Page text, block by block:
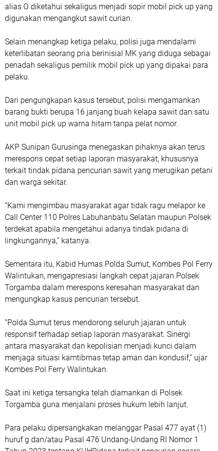
alias O diketahui sekaligus menjadi sopir mobil pick up yang
digunakan mengangkut sawit curian.
Selain menangkap ketiga pelaku, polisi juga mendalami
keterlibatan seorang pria berinisial MK yang diduga sebagai
penadah sekaligus pemilik mobil pick up yang dipakai para
pelaku.
Dari pengungkapan kasus tersebut, polisi mengamankan
barang bukti berupa 16 janjang buah kelapa sawit dan satu
unit mobil pick up warna hitam tanpa pelat nomor.
AKP Sunipan Gurusinga menegaskan pihaknya akan terus
merespons cepat setiap laporan masyarakat, khususnya
terkait tindak pidana pencurian sawit yang merugikan petani
dan warga sekitar.
“Kami mengimbau masyarakat agar tidak ragu melapor ke
Call Center 110 Polres Labuhanbatu Selatan maupun Polsek
terdekat apabila mengetahui adanya tindak pidana di
lingkungannya,” katanya.
Sementara itu, Kabid Humas Polda Sumut, Kombes Pol Ferry
Walintukan, mengapresiasi langkah cepat jajaran Polsek
Torgamba dalam merespons keresahan masyarakat dan
mengungkap kasus pencurian tersebut.
“Polda Sumut terus mendorong seluruh jajaran untuk
responsif terhadap setiap laporan masyarakat. Sinergi
antara masyarakat dan kepolisian menjadi kunci dalam
menjaga situasi kamtibmas tetap aman dan kondusif,” ujar
Kombes Pol Ferry Walintukan.
Saat ini ketiga tersangka telah diamankan di Polsek
Torgamba guna menjalani proses hukum lebih lanjut.
Para pelaku dipersangkakan melanggar Pasal 477 ayat (1)
huruf g dan/atau Pasal 476 Undang-Undang RI Nomor 1